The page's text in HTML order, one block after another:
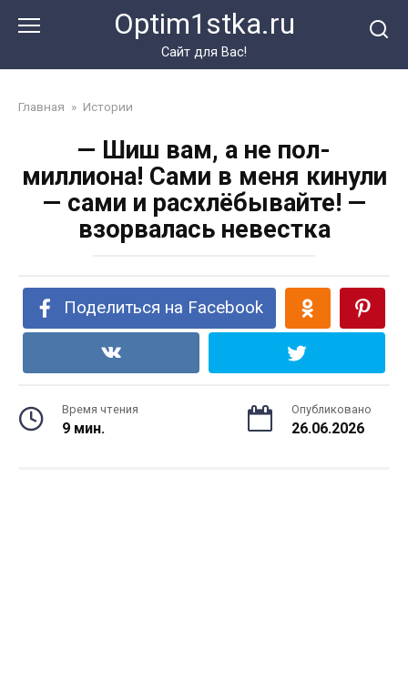
Optim1stka.ru
Сайт для Вас!
Главная » Истории
— Шиш вам, а не пол-
миллиона! Сами в меня кинули
— сами и расхлёбывайте! —
взорвалась невестка
Поделиться на Facebook
Время чтения
9 мин.
Опубликовано
26.06.2026